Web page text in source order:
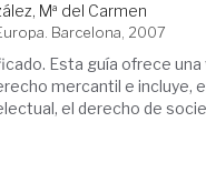
Mª del Carmen
Barcelona, 2007
Esta guía ofrece
mercantil e incluye,
el derecho de